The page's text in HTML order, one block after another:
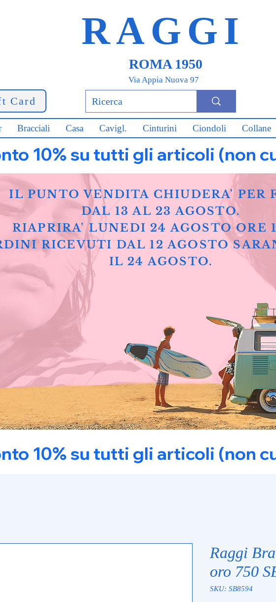
RAGGI
ROMA 1950
Via Appia Nuova 97
Card
Bracciali Casa Cavigl. Cinturini Ciondoli Collane
10% su tutti gli articoli (non
IL PUNTO VENDITA CHIUDERA' PER
DAL 13 AL 23 AGOSTO.
RIAPRIRA' LUNEDI 24 AGOSTO ORE
RICEVUTI DAL 12 AGOSTO
IL 24 AGOSTO.
10% su tutti gli articoli (non
Raggi
oro 750
SKU: SB8594